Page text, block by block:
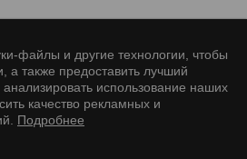
файлы и другие технологии, чтобы
а также предоставить лучший
анализировать использование наших
качество рекламных и
Подробнее